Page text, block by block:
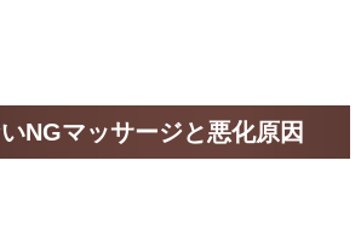
NGマッサージと悪化原因